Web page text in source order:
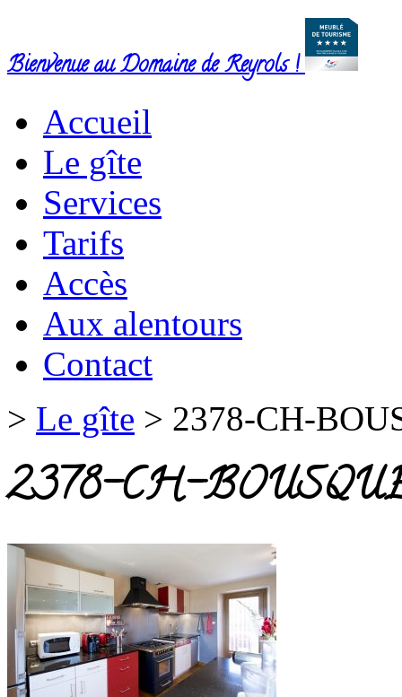
Bienvenue au Domaine de Reyrols !
Accueil
Le gîte
Services
Tarifs
Accès
Aux alentours
Contact
> Le gîte > 2378-CH-
2378-CH-